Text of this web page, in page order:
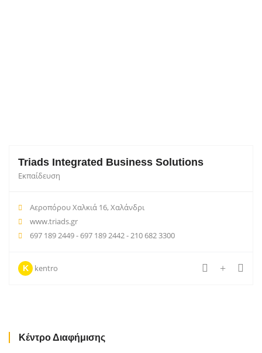
Triads Integrated Business Solutions
Εκπαίδευση
Αεροπόρου Χαλκιά 16, Χαλάνδρι
www.triads.gr
697 189 2449 - 697 189 2442 - 210 682 3300
K kentro
Κέντρο Διαφήμισης